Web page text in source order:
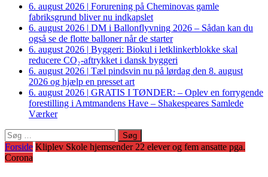
6. august 2026 | Forurening på Cheminovas gamle
fabriksgrund bliver nu indkapslet
6. august 2026 | DM i Ballonflyvning 2026 – Sådan kan du
også se de flotte balloner når de starter
6. august 2026 | Byggeri: Biokul i letklinkerblokke skal
reducere CO₂-aftrykket i dansk byggeri
6. august 2026 | Tæl pindsvin nu på lørdag den 8. august
2026 og hjælp en presset art
6. august 2026 | GRATIS I TØNDER: – Oplev en forrygende
forestilling i Amtmandens Have – Shakespeares Samlede
Værker
Søg
efter:
Forside Kliplev Skole hjemsender 22 elever og fem ansatte pga.
Corona